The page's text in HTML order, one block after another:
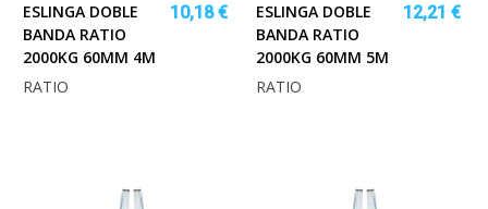
ESLINGA DOBLE
BANDA RATIO
2000KG 60MM 4M
10,18 €
RATIO
ESLINGA DOBLE
BANDA RATIO
2000KG 60MM 5M
12,21 €
RATIO